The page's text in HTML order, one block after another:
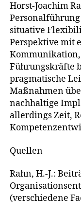
Horst-Joachim
situative
Perspektive mit
Führungskräfte
pragmatische
Maßnahmen
nachhaltige
allerdings Zeit,
Quellen
Rahn, H.-J.:
(verschiedene